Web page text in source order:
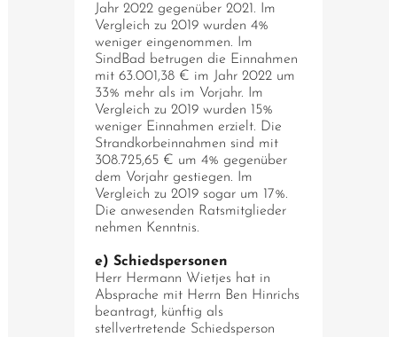
Jahr 2022 gegenüber 2021. Im
Vergleich zu 2019 wurden 4%
weniger eingenommen. Im
SindBad betrugen die Einnahmen
mit 63.001,38 € im Jahr 2022 um
33% mehr als im Vorjahr. Im
Vergleich zu 2019 wurden 15%
weniger Einnahmen erzielt. Die
Strandkorbeinnahmen sind mit
308.725,65 € um 4% gegenüber
dem Vorjahr gestiegen. Im
Vergleich zu 2019 sogar um 17%.
Die anwesenden Ratsmitglieder
nehmen Kenntnis.
e) Schiedspersonen
Herr Hermann Wietjes hat in
Absprache mit Herrn Ben Hinrichs
beantragt, künftig als
stellvertretende Schiedsperson